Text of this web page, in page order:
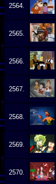
2564.
2565.
2566.
2567.
2568.
2569.
2570.